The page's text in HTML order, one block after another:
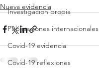
Investigacion propia
Publicaciones internacionales
Covid-19 evidencia
Covid-19 reflexiones
Nueva evidencia